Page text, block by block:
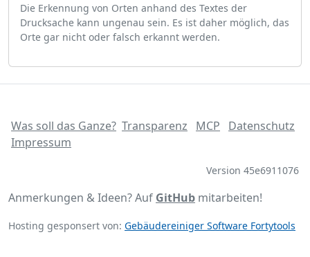
Die Erkennung von Orten anhand des Textes der
Drucksache kann ungenau sein. Es ist daher möglich, das
Orte gar nicht oder falsch erkannt werden.
Was soll das Ganze? Transparenz MCP
Datenschutz
Impressum
Version 45e6911076
Anmerkungen & Ideen? Auf GitHub mitarbeiten!
Hosting gesponsert von: Gebäudereiniger Software Fortytools